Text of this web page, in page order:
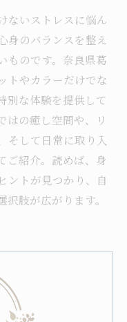
ないストレスに悩ん
身のバランスを整え
ものです。奈良県葛
トやカラーだけでな
別な体験を提供して
はの癒し空間や、リ
そして日常に取り入
ご紹介。読めば、身
ントが見つかり、自
肢が広がります。